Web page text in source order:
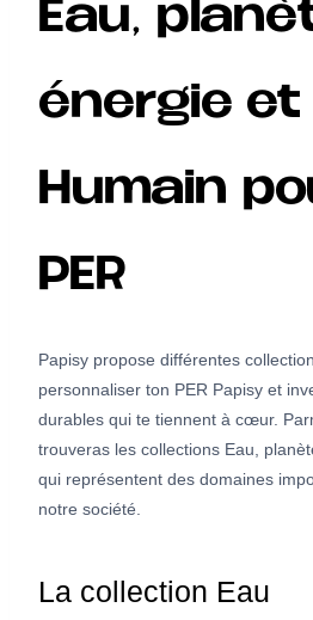
Eau,
énergie et
Humain
PER
Papisy propose différentes
personnaliser ton PER Papisy et
durables qui te tiennent à cœur.
trouveras les collections Eau,
qui représentent des domaines
notre société.
La collection Eau